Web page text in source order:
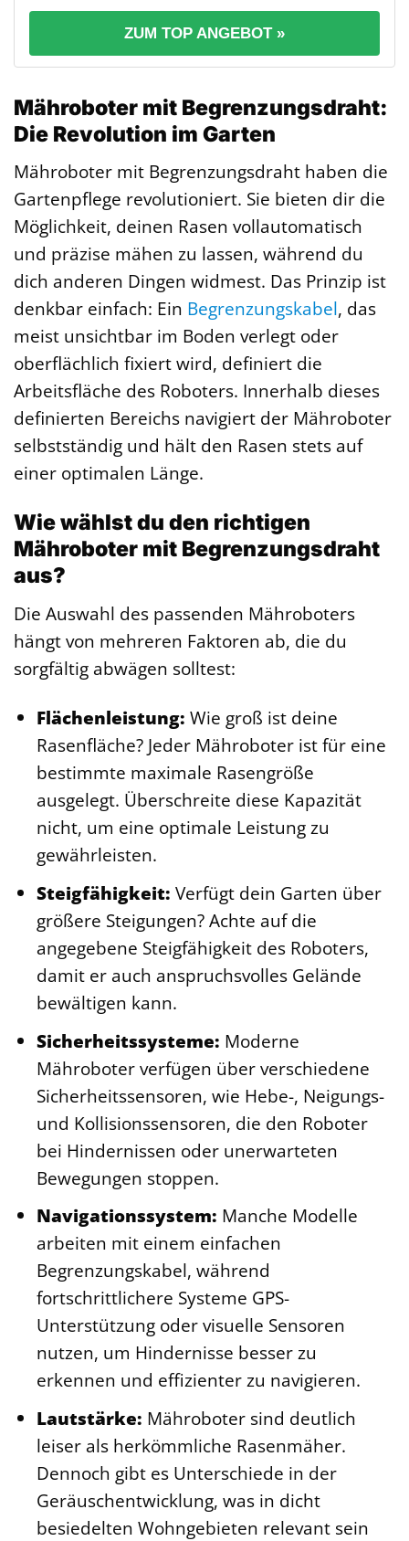
ZUM TOP ANGEBOT »
Mähroboter mit Begrenzungsdraht:
Die Revolution im Garten
Mähroboter mit Begrenzungsdraht haben die
Gartenpflege revolutioniert. Sie bieten dir die
Möglichkeit, deinen Rasen vollautomatisch
und präzise mähen zu lassen, während du
dich anderen Dingen widmest. Das Prinzip ist
denkbar einfach: Ein Begrenzungskabel, das
meist unsichtbar im Boden verlegt oder
oberflächlich fixiert wird, definiert die
Arbeitsfläche des Roboters. Innerhalb dieses
definierten Bereichs navigiert der Mähroboter
selbstständig und hält den Rasen stets auf
einer optimalen Länge.
Wie wählst du den richtigen
Mähroboter mit Begrenzungsdraht
aus?
Die Auswahl des passenden Mähroboters
hängt von mehreren Faktoren ab, die du
sorgfältig abwägen solltest:
Flächenleistung: Wie groß ist deine
Rasenfläche? Jeder Mähroboter ist für eine
bestimmte maximale Rasengröße
ausgelegt. Überschreite diese Kapazität
nicht, um eine optimale Leistung zu
gewährleisten.
Steigfähigkeit: Verfügt dein Garten über
größere Steigungen? Achte auf die
angegebene Steigfähigkeit des Roboters,
damit er auch anspruchsvolles Gelände
bewältigen kann.
Sicherheitssysteme: Moderne
Mähroboter verfügen über verschiedene
Sicherheitssensoren, wie Hebe-, Neigungs-
und Kollisionssensoren, die den Roboter
bei Hindernissen oder unerwarteten
Bewegungen stoppen.
Navigationssystem: Manche Modelle
arbeiten mit einem einfachen
Begrenzungskabel, während
fortschrittlichere Systeme GPS-
Unterstützung oder visuelle Sensoren
nutzen, um Hindernisse besser zu
erkennen und effizienter zu navigieren.
Lautstärke: Mähroboter sind deutlich
leiser als herkömmliche Rasenmäher.
Dennoch gibt es Unterschiede in der
Geräuschentwicklung, was in dicht
besiedelten Wohngebieten relevant sein